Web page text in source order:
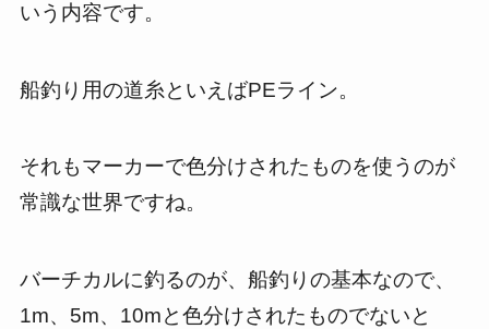
いう内容です。
船釣り用の道糸といえばPEライン。
それもマーカーで色分けされたものを使うのが
常識な世界ですね。
バーチカルに釣るのが、船釣りの基本なので、
1m、5m、10mと色分けされたものでないと